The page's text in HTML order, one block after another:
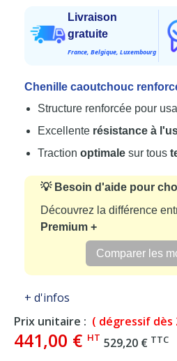
Livraison
gratuite
France, Belgique, Luxembourg
Chenille caoutchouc
Structure renforcée pour
Excellente résistance à
Traction optimale sur tous
💡 Besoin d'aide pour
Découvrez la différence
Premium +
Comparer les
+ d'infos
Prix unitaire : ( dégressif dès
441,00 € HT 529,20 € TTC